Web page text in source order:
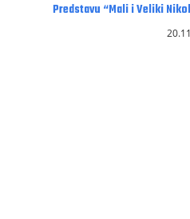
Predstavu “Mali i Veliki